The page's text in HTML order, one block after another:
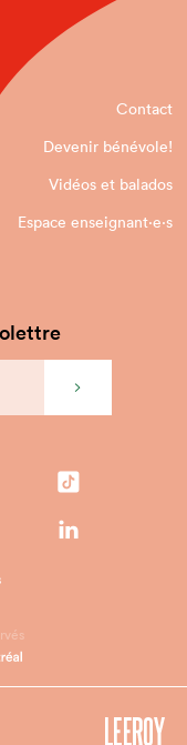
Contact
Devenir bénévole!
Vidéos et balados
Espace enseignant·e⋅s